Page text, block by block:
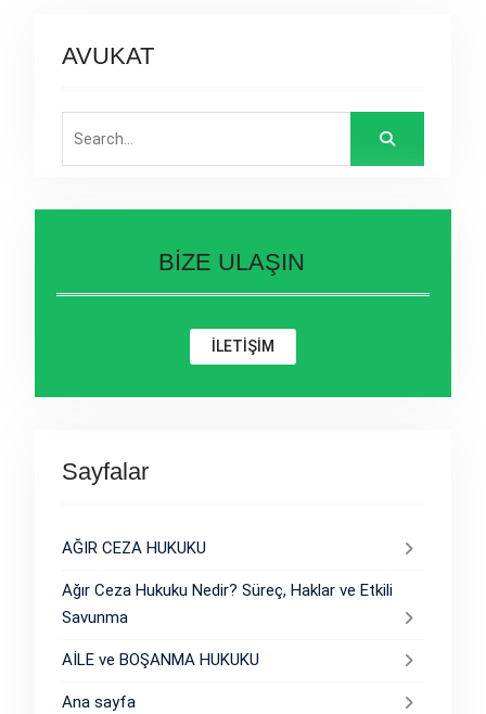
AVUKAT
for:
BİZE ULAŞIN
İLETİŞİM
Sayfalar
AĞIR CEZA HUKUKU
Ağır Ceza Hukuku Nedir? Süreç, Haklar ve Etkili
Savunma
AİLE ve BOŞANMA HUKUKU
Ana sayfa